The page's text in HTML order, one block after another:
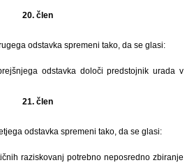
20. člen
odstavka spremeni tako, da se glasi:
odstavka določi predstojnik urada v
21. člen
odstavka spremeni tako, da se glasi:
raziskovanj potrebno neposredno zbiranje